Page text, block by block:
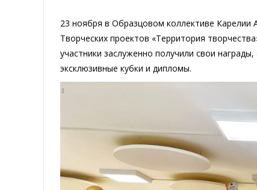
23 ноября в Образцовом коллективе Карелии
Творческих проектов «Территория
участники заслуженно получили свои
эксклюзивные кубки и дипломы.